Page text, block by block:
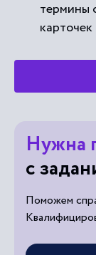
термины
карточек
Нужна
с
Поможем